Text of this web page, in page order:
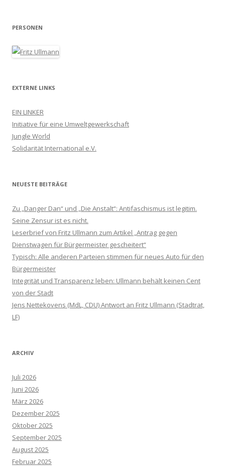
PERSONEN
EXTERNE LINKS
EIN LINKER
Initiative für eine Umweltgewerkschaft
Jungle World
Solidarität International e.V.
NEUESTE BEITRÄGE
Zu „Danger Dan“ und „Die Anstalt“: Antifaschismus ist legitim.
Seine Zensur ist es nicht.
Leserbrief von Fritz Ullmann zum Artikel „Antrag gegen
Dienstwagen für Bürgermeister gescheitert“
Typisch: Alle anderen Parteien stimmen für neues Auto für den
Bürgermeister
Integrität und Transparenz leben: Ullmann behält keinen Cent
von der Stadt
Jens Nettekovens (MdL, CDU) Antwort an Fritz Ullmann (Stadtrat,
LF)
ARCHIV
Juli 2026
Juni 2026
März 2026
Dezember 2025
Oktober 2025
September 2025
August 2025
Februar 2025